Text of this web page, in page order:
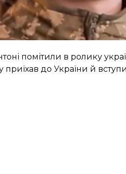
помітили в ролику
приїхав до України й